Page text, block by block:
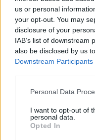
us or personal
your opt-out. You may
disclosure of your
IAB’s list of downstream
also be disclosed by us
Downstream Participants
Personal Data
I want to opt-out of
personal data.
Opted In
2025
Calcio
Como
2024 Genoa
Genoa